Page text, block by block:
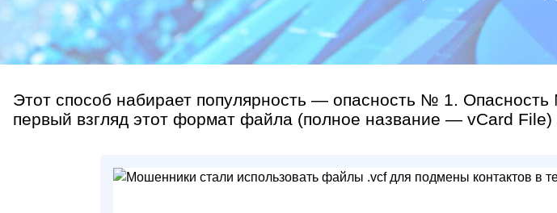
Этот способ набирает популярность — опасность № 1.
первый взгляд этот формат файла (полное название — vCard File)